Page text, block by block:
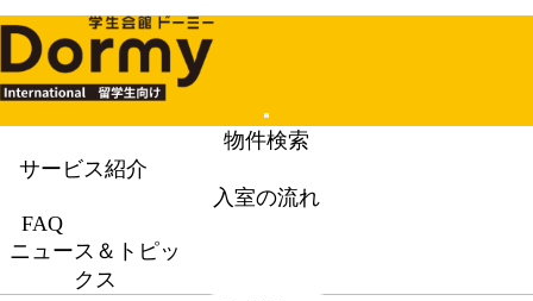
Mobile
Menu
物件検索
サービス紹介
入室の流れ
FAQ
ニュース＆トピッ
クス